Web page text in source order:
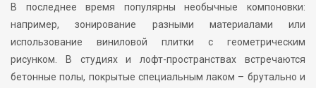
В последнее время популярны необычные компоновки:
например, зонирование разными материалами или
использование виниловой плитки с геометрическим
рисунком. В студиях и лофт-пространствах встречаются
бетонные полы, покрытые специальным лаком – брутально и